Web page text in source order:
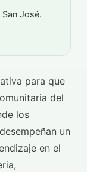
José.
para que
del
los
un
en el